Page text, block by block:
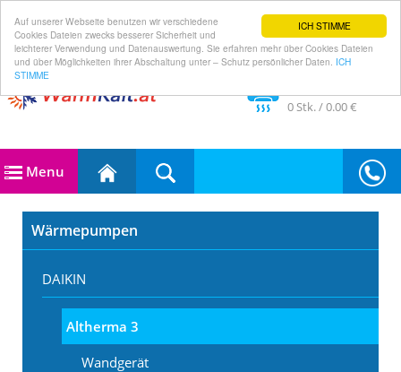
ICH STIMME
Auf unserer Webseite benutzen wir verschiedene
Cookies Dateien zwecks besserer Sicherheit und
leichterer Verwendung und Datenauswertung. Sie erfahren mehr über Cookies Dateien
und über Möglichkeiten ihrer Abschaltung unter – Schutz persönlicher Daten. ICH
STIMME
0 Stk. /0.00 €
Menu
Wärmepumpen
DAIKIN
Altherma 3
Wandgerät